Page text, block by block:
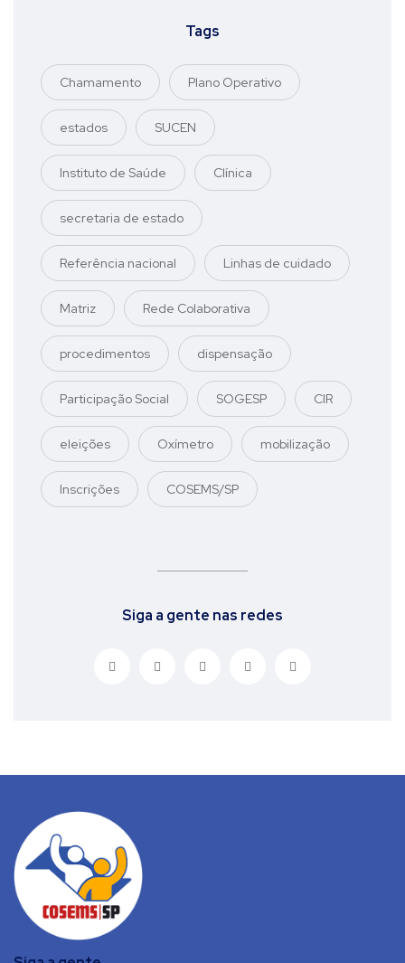
Tags
Chamamento Plano Operativo
estados SUCEN
Instituto de Saúde Clínica
secretaria de estado
Referência nacional Linhas de cuidado
Matriz Rede Colaborativa
procedimentos dispensação
Participação Social SOGESP CIR
eleições Oxímetro mobilização
Inscrições COSEMS/SP
Siga a gente nas redes